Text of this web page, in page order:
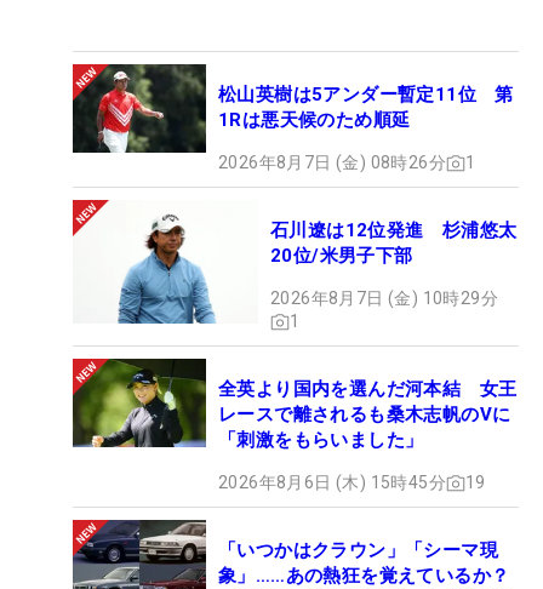
松山英樹は5アンダー暫定11位 第
1Rは悪天候のため順延
2026年8月7日 (金) 08時26分 1
石川遼は12位発進 杉浦悠太
20位/米男子下部
2026年8月7日 (金) 10時29分
1
全英より国内を選んだ河本結 女王
レースで離されるも桑木志帆のVに
「刺激をもらいました」
2026年8月6日 (木) 15時45分 19
「いつかはクラウン」「シーマ現
象」……あの熱狂を覚えているか？